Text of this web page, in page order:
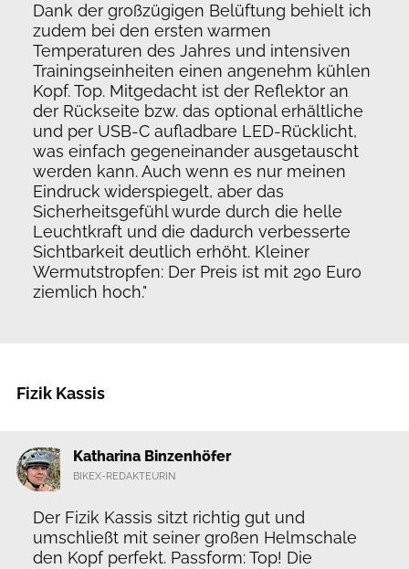
Dank der großzügigen Belüftung behielt ich
zudem bei den ersten warmen
Temperaturen des Jahres und intensiven
Trainingseinheiten einen angenehm kühlen
Kopf. Top. Mitgedacht ist der Reflektor an
der Rückseite bzw. das optional erhältliche
und per USB-C aufladbare LED-Rücklicht,
was einfach gegeneinander ausgetauscht
werden kann. Auch wenn es nur meinen
Eindruck widerspiegelt, aber das
Sicherheitsgefühl wurde durch die helle
Leuchtkraft und die dadurch verbesserte
Sichtbarkeit deutlich erhöht. Kleiner
Wermutstropfen: Der Preis ist mit 290 Euro
ziemlich hoch."
Fizik Kassis
Katharina Binzenhöfer
BIKEX-REDAKTEURIN
Der Fizik Kassis sitzt richtig gut und
umschließt mit seiner großen Helmschale
den Kopf perfekt. Passform: Top! Die